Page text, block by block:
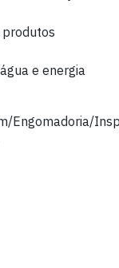
e energia
Engomadoria/